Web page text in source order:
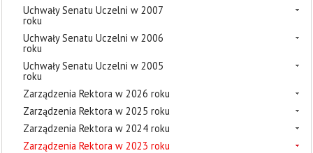
Uchwały Senatu Uczelni w 2007
roku
Uchwały Senatu Uczelni w 2006
roku
Uchwały Senatu Uczelni w 2005
roku
Zarządzenia Rektora w 2026 roku
Zarządzenia Rektora w 2025 roku
Zarządzenia Rektora w 2024 roku
Zarządzenia Rektora w 2023 roku